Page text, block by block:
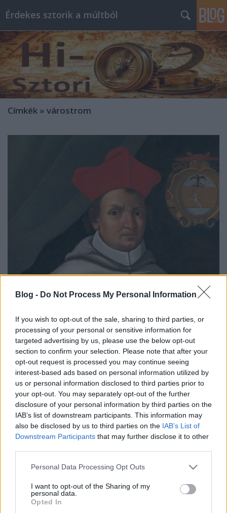
Blog - Do Not Process My Personal Information
If you wish to opt-out of the sale, sharing to third parties, or
processing of your personal or sensitive information for
targeted advertising by us, please use the below opt-out
section to confirm your selection. Please note that after your
opt-out request is processed you may continue seeing
interest-based ads based on personal information utilized by
us or personal information disclosed to third parties prior to
your opt-out. You may separately opt-out of the further
disclosure of your personal information by third parties on the
IAB’s list of downstream participants. This information may
also be disclosed by us to third parties on the IAB’s List of
Downstream Participants that may further disclose it to other
Please note that this website/app uses one or more Google
not limited to your visit or usage behaviour. You may click to
grant or deny consent to Google and its third-party tags to
use your data for below specified purposes in below Google
Personal Data Processing Opt Outs
I want to opt-out of the Sharing of my
personal data.
Opted In
Érdekes sztorik a múltból
Címkék » várostrom
Az egriek diadala 1552-ben
A 16. század egyik legjelentősebb magyar
hadtörténeti eseménye volt Eger ostroma és a
magyarok győzelme 1552-ben. A mohácsi
csatavesztés után, amelyben II. Lajos magyar király
is elhunyt, az ország három részre szakadt, amelyet
trónviszály is követett.